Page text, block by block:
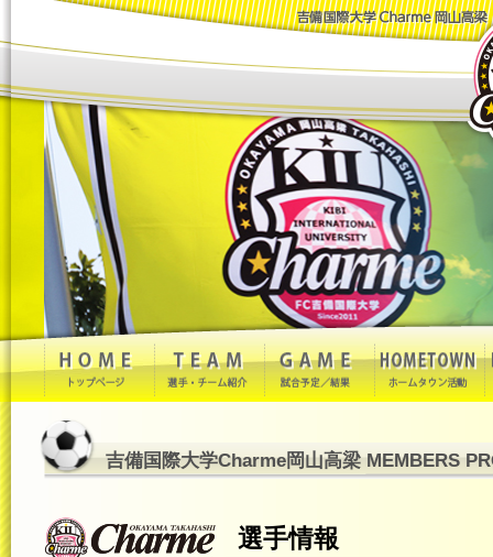
吉備国際大学Charme岡山高梁 MEMBERS
選手情報